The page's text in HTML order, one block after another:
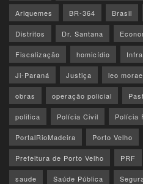
Ariquemes BR-364 Brasil
Distritos Dr. Santana
Fiscalização homicídio
Ji-Paraná Justiça leo
obras operação policial
politica Polícia Civil Polícia
PortalRioMadeira Porto Velho
Prefeitura de Porto Velho PRF
saude Saúde Pública